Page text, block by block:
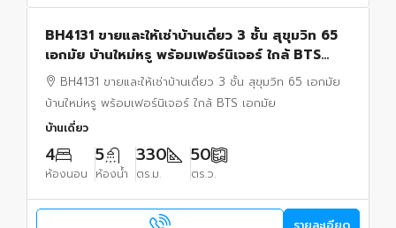
BH4131 ขายและให้เช่าบ้านเดี่ยว 3 ชั้น สุขุมวิท 65
เอกมัย บ้านใหม่หรู พร้อมเฟอร์นิเจอร์ ใกล้ BTS
เอกมัย
BH4131 ขายและให้เช่าบ้านเดี่ยว 3 ชั้น สุขุมวิท 65 เอกมัย
บ้านใหม่หรู พร้อมเฟอร์นิเจอร์ ใกล้ BTS เอกมัย
บ้านเดี่ยว
4
ห้องนอน
5
ห้องน้ำ
330
ตร.ม.
50
ตร.ว.